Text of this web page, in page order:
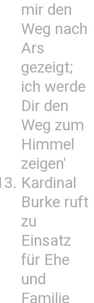
mir den
Weg nach
Ars
gezeigt;
ich werde
Dir den
Weg zum
Himmel
zeigen'
Kardinal
Burke ruft
zu
Einsatz
für Ehe
und
Familie